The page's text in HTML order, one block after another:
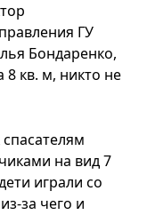
ГУ
Бондаренко,
8 кв. м, никто не
на вид 7
играли со
за чего и